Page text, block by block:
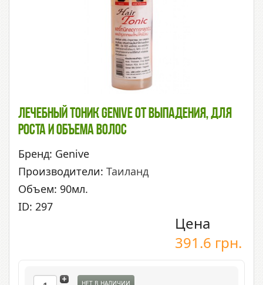
Лечебный Тоник Genive От Выпадения, Для
Роста И Объема Волос
Бренд: Genive
Производители: Таиланд
Объем: 90мл.
ID: 297
Цена
391.6 грн.
НЕТ В НАЛИЧИИ